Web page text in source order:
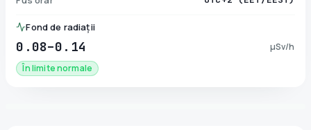
Fond de radiații
0.08–0.14
µSv/h
În limite normale